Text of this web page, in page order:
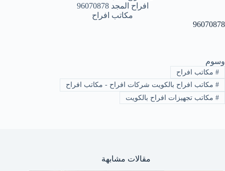
افراح المجد 96070878
مكاتب افراح
96070878
وسوم
#مكاتب افراح
#مكاتب افراح بالكويت شركات افراح - مكاتب افراح
#مكاتب تجهيزات افراح بالكويت
مقالات مشابهة